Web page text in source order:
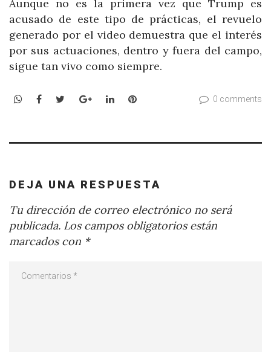
Aunque no es la primera vez que Trump es
acusado de este tipo de prácticas, el revuelo
generado por el video demuestra que el interés
por sus actuaciones, dentro y fuera del campo,
sigue tan vivo como siempre.
WhatsApp
Facebook
TwitterGoogle+LinkedInPinterest 0 comments
DEJA UNA RESPUESTA
Tu dirección de correo electrónico no será
publicada. Los campos obligatorios están
marcados con *